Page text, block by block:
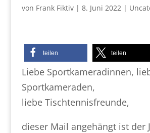
von Frank Fiktiv| 8. Juni 2022|
teilen teilen
Liebe Sportkameradinnen,
Sportkameraden,
liebe Tischtennisfreunde,
dieser Mail angehängt ist der